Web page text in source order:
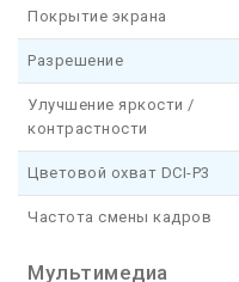
Покрытие экрана
Разрешение
Улучшение яркости /
контрастности
Цветовой охват DCI-P3
Частота смены кадров
Мультимедиа